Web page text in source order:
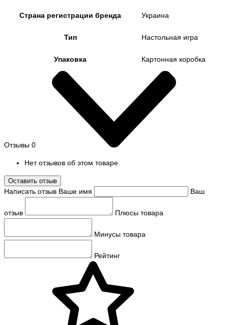
Страна регистрации бренда Украина
Тип Настольная игра
Упаковка Картонная коробка
Отзывы 0
Нет отзывов об этом товаре.
Оставить отзыв
Написать отзыв Ваше имя Ваш
отзыв Плюсы товара
Минусы товара
Рейтинг